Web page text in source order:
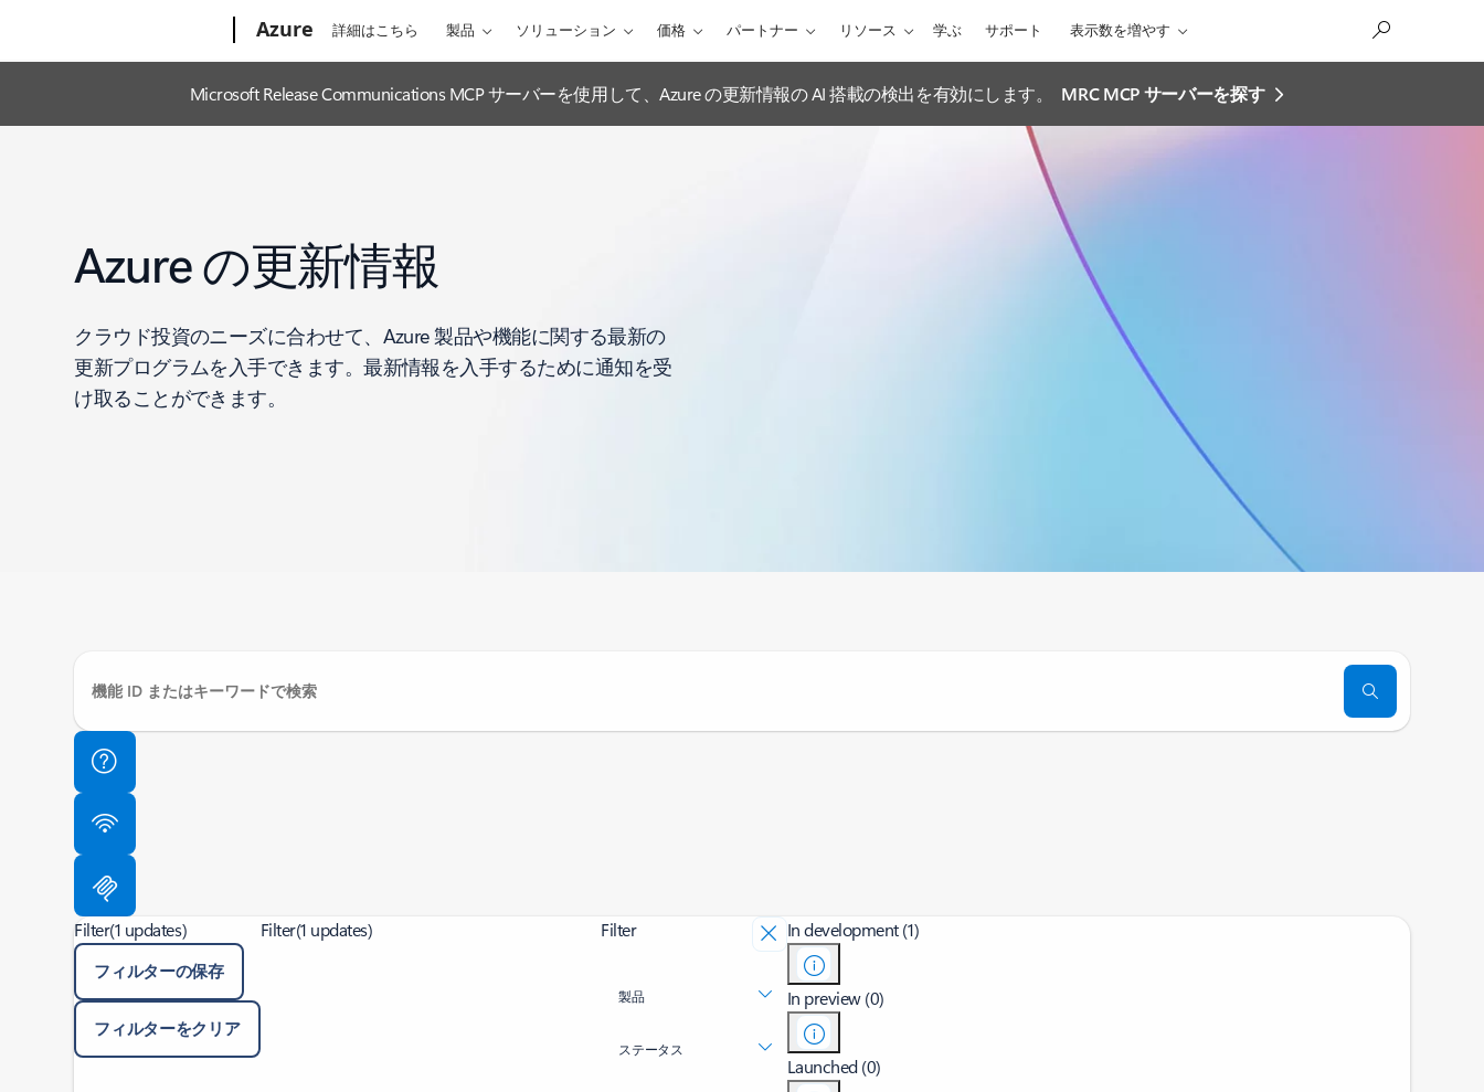
Azure 詳細はこちら 製品 ソリューション 価格 パートナー リソース 学ぶ サポート 表示数を増やす
Microsoft Release Communications MCP サーバーを使用して、Azure の更新情報の AI 搭載の検出を有効にします。 MRC MCP サーバーを探す
Azure の更新情報
クラウド投資のニーズに合わせて、Azure 製品や機能に関する最新の
更新プログラムを入手できます。最新情報を入手するために通知を受
け取ることができます。
Filter(1 updates)
フィルターの保存
フィルターをクリア
Filter(1 updates) Filter
製品
ステータス
In development (1)
In preview (0)
Launched (0)